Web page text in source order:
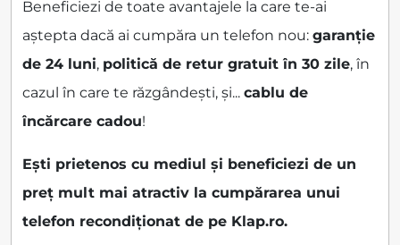
Beneficiezi de toate avantajele la care te-ai
aștepta dacă ai cumpăra un telefon nou: garanție
de 24 luni, politică de retur gratuit în 30 zile, în
cazul în care te răzgândești, și... cablu de
încărcare cadou!
Ești prietenos cu mediul și beneficiezi de un
preț mult mai atractiv la cumpărarea unui
telefon recondiționat de pe Klap.ro.